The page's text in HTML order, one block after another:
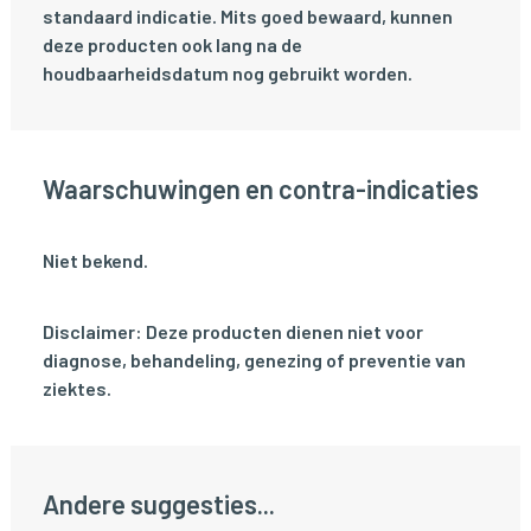
standaard indicatie. Mits goed bewaard, kunnen
deze producten ook lang na de
houdbaarheidsdatum nog gebruikt worden.
Waarschuwingen en contra-indicaties
Niet bekend.
Disclaimer: Deze producten dienen niet voor
diagnose, behandeling, genezing of preventie van
ziektes.
Andere suggesties...